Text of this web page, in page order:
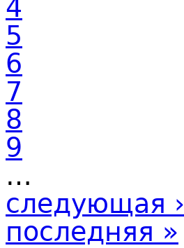
4
5
6
7
8
9
…
следующая ›
последняя »